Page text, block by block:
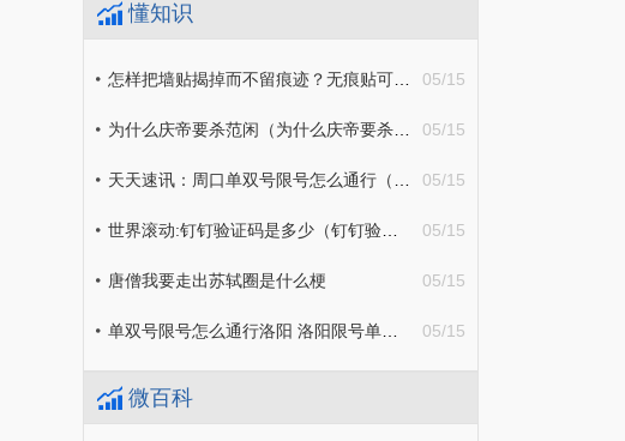
懂知识
05/15
怎样把墙贴揭掉而不留痕迹？无痕贴可以贴在粉刷的墙上吗？
05/15
为什么庆帝要杀范闲（为什么庆帝要杀范闲母亲）|全球热资讯
05/15
天天速讯：周口单双号限号怎么通行（周口单双号限行是什么意思）
05/15
世界滚动:钉钉验证码是多少（钉钉验证码怎么获取）
05/15
唐僧我要走出苏轼圈是什么梗
05/15
单双号限号怎么通行洛阳 洛阳限号单双怎么看
微百科